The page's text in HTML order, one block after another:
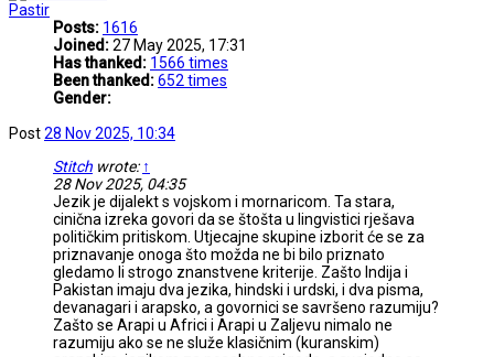
Pastir
Posts: 1616
Joined:27 May 2025, 17:31
Has thanked: 1566 times
Been thanked:652 times
Gender:
Post28 Nov 2025, 10:34
Stitch wrote: ↑
28 Nov 2025, 04:35
Jezik je dijalekt s vojskom i mornaricom. Ta stara,
cinična izreka govori da se štošta u lingvistici rješava
političkim pritiskom. Utjecajne skupine izborit će se za
priznavanje onoga što možda ne bi bilo priznato
gledamo li strogo znanstvene kriterije. Zašto Indija i
Pakistan imaju dva jezika, hindski i urdski, i dva pisma,
devanagari i arapsko, a govornici se savršeno razumiju?
Zašto se Arapi u Africi i Arapi u Zaljevu nimalo ne
razumiju ako se ne služe klasičnim (kuranskim)